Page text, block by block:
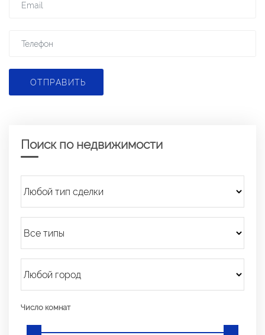
ОТПРАВИТЬ
Поиск по недвижимости
Число комнат